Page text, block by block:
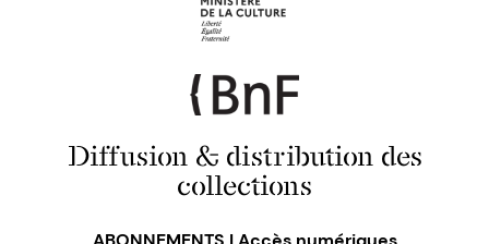
Diffusion & distribution des
collections